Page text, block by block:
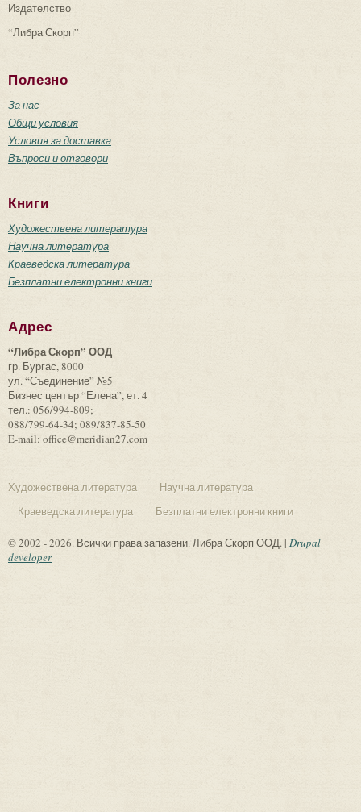
Издателство
“Либра Скорп”
Полезно
За нас
Общи условия
Условия за доставка
Въпроси и отговори
Книги
Художествена литература
Научна литература
Краеведска литература
Безплатни електронни книги
Адрес
“Либра Скорп” ООД
гр. Бургас, 8000
ул. “Съединение” №5
Бизнес център “Елена”, ет. 4
тел.: 056/994-809;
088/799-64-34; 089/837-85-50
E-mail: office@meridian27.com
Художествена литература
Научна литература
Краеведска литература
Безплатни електронни книги
© 2002 - 2026. Всички права запазени. Либра Скорп ООД. | Drupal
developer